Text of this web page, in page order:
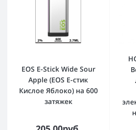
EOS E-Stick Wide Sour
Apple (EOS Е-стик
Кислое Яблоко) на 600
затяжек